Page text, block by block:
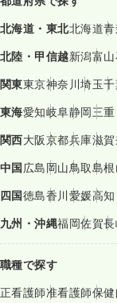
北海道・東北北海道
北陸・甲信越新潟富山
関東東京神奈川埼玉
東海愛知岐阜静岡三重
関西大阪京都兵庫滋賀
中国広島岡山鳥取島根
四国徳島香川愛媛高知
九州・沖縄福岡佐賀
職種で探す
正看護師准看護師保健